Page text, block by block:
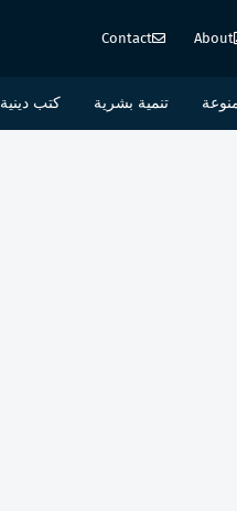
About
Contact
تنمية بشرية كتب دينية